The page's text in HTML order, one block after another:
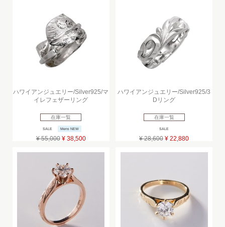
ハワイアンジュエリー/Silver925/マ
イレフェザーリング
在庫一覧
SALE Mens NEW
¥ 55,000 ¥ 38,500
ハワイアンジュエリー/Silver925/3
Dリング
在庫一覧
SALE
¥ 28,600 ¥ 22,880